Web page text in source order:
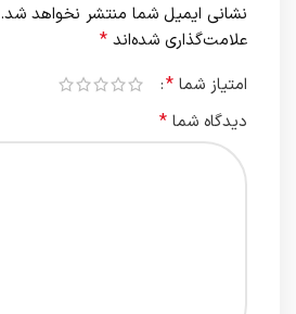
نشانی ایمیل شما منتشر نخواهد شد.
علامت‌گذاری شده‌اند *
امتیاز شما *
دیدگاه شما *